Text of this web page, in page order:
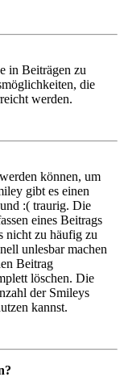
in Beiträgen zu
die
werden.
können, um
gibt es einen
:( traurig. Die
eines Beitrags
nicht zu häufig zu
unlesbar machen
Beitrag
löschen. Die
der Smileys
kannst.